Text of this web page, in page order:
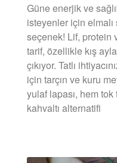
Güne enerjik ve
isteyenler için
seçenek! Lif, protein
tarif, özellikle kış
çıkıyor. Tatlı
için tarçın ve kuru
yulaf lapası, hem
kahvaltı alternatifi